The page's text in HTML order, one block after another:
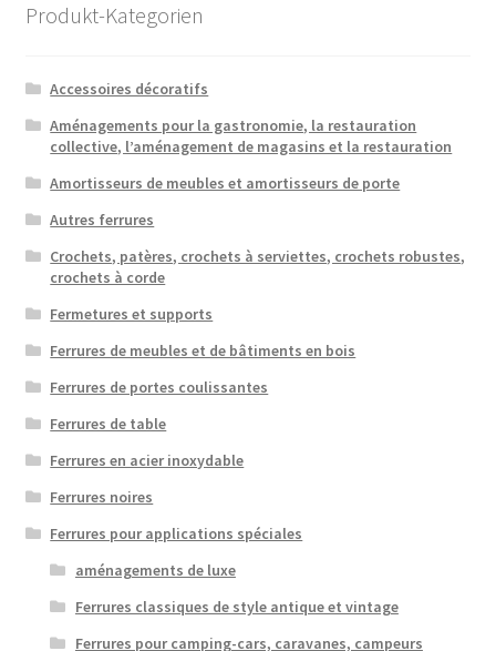
Produkt-Kategorien
Accessoires décoratifs
Aménagements pour la gastronomie, la restauration
collective, l’aménagement de magasins et la restauration
Amortisseurs de meubles et amortisseurs de porte
Autres ferrures
Crochets, patères, crochets à serviettes, crochets robustes,
crochets à corde
Fermetures et supports
Ferrures de meubles et de bâtiments en bois
Ferrures de portes coulissantes
Ferrures de table
Ferrures en acier inoxydable
Ferrures noires
Ferrures pour applications spéciales
aménagements de luxe
Ferrures classiques de style antique et vintage
Ferrures pour camping-cars, caravanes, campeurs